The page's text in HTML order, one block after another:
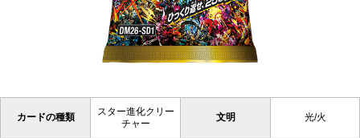
カードの種類
スター進化クリー
チャー
文明 光/火